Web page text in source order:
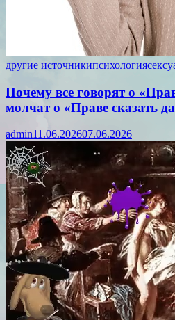
другие источникипсихология
Почему все говорят о
молчат о «Праве сказать
admin11.06.202607.06.2026